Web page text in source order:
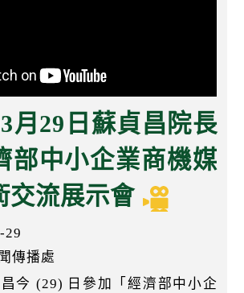
月29日蘇貞昌院長
部中小企業商機媒
交流展示會
29
傳播處
今 (29) 日參加「經濟部中小企